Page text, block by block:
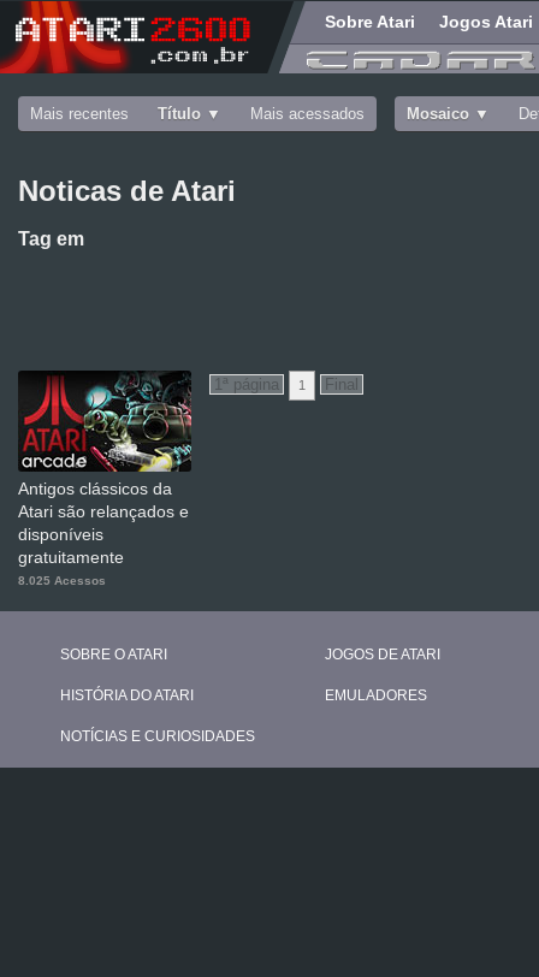
Sobre Atari Jogos Atari
Mais recentes Título Mais acessados Mosaico
Noticas de Atari
Tag em
Antigos clássicos da
Atari são relançados e
disponíveis
gratuitamente
8.025 Acessos
1
SOBRE O ATARI
HISTÓRIA DO ATARI
NOTÍCIAS E CURIOSIDADES
JOGOS DE ATARI
EMULADORES